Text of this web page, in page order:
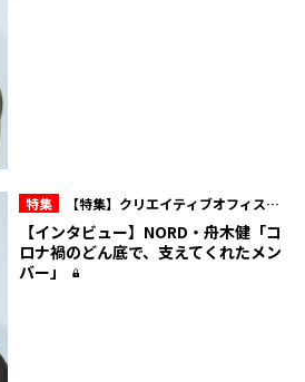
特集
【特集】クリエイティブオフィスキ
ュー所属・NORD 10周年の現在地
【インタビュー】NORD・舟木健「コ
ロナ禍のどん底で、支えてくれたメン
バー」